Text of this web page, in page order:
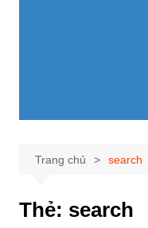
Trang chủ search
Thẻ: search